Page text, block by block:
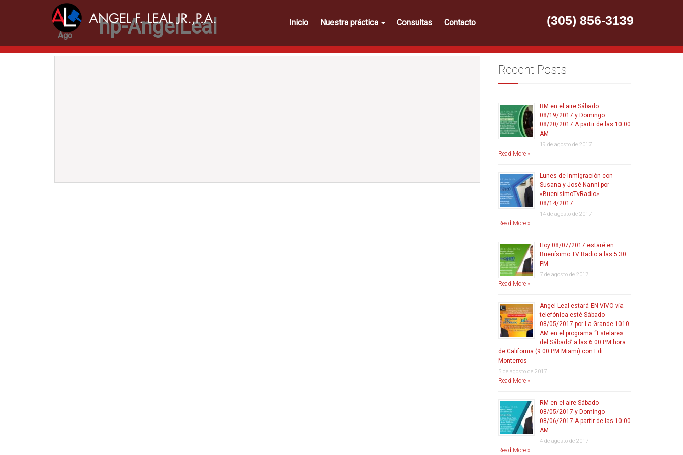
Inicio Nuestra práctica Consultas Contacto (305) 856-3139
24
Ago hp-AngelLeal
Recent Posts
RM en el aire Sábado
08/19/2017 y Domingo
08/20/2017 A partir de las 10:00
AM
19 de agosto de 2017
Read More »
Lunes de Inmigración con
Susana y José Nanni por
«BuenisimoTvRadio»
08/14/2017
14 de agosto de 2017
Read More »
Hoy 08/07/2017 estaré en
Buenísimo TV Radio a las 5:30
PM
7 de agosto de 2017
Read More »
Angel Leal estará EN VIVO vía
telefónica esté Sábado
08/05/2017 por La Grande 1010
AM en el programa “Estelares
del Sábado” a las 6:00 PM hora
de California (9:00 PM Miami) con Edi
Monterros
5 de agosto de 2017
Read More »
RM en el aire Sábado
08/05/2017 y Domingo
08/06/2017 A partir de las 10:00
AM
4 de agosto de 2017
Read More »